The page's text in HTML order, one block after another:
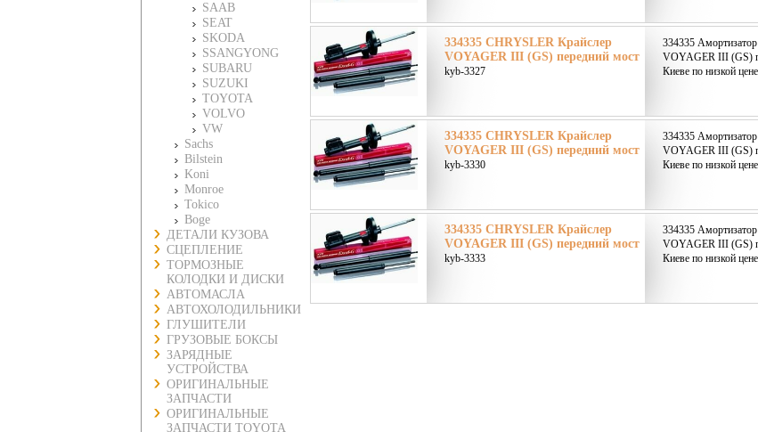
SAAB
SEAT
SKODA
SSANGYONG
SUBARU
SUZUKI
TOYOTA
VOLVO
VW
Sachs
Bilstein
Koni
Monroe
Tokico
Boge
ДЕТАЛИ КУЗОВА
СЦЕПЛЕНИЕ
ТОРМОЗНЫЕ
КОЛОДКИ И ДИСКИ
АВТОМАСЛА
АВТОХОЛОДИЛЬНИКИ
ГЛУШИТЕЛИ
ГРУЗОВЫЕ БОКСЫ
ЗАРЯДНЫЕ
УСТРОЙСТВА
ОРИГИНАЛЬНЫЕ
ЗАПЧАСТИ
ОРИГИНАЛЬНЫЕ
ЗАПЧАСТИ TOYOTA
334335 CHRYSLER Крайслер
VOYAGER III (GS) передний мост
kyb-3327
334335
VOYAGER III (GS)
Киеве по низкой цене
334335 CHRYSLER Крайслер
VOYAGER III (GS) передний мост
kyb-3330
334335
VOYAGER III (GS)
Киеве по низкой цене
334335 CHRYSLER Крайслер
VOYAGER III (GS) передний мост
kyb-3333
334335
VOYAGER III (GS)
Киеве по низкой цене